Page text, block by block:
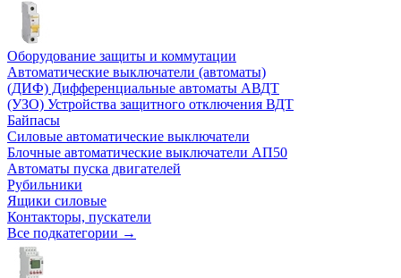
Оборудование защиты и коммутации
Автоматические выключатели (автоматы)
(ДИФ) Дифференциальные автоматы АВДТ
(УЗО) Устройства защитного отключения ВДТ
Байпасы
Силовые автоматические выключатели
Блочные автоматические выключатели АП50
Автоматы пуска двигателей
Рубильники
Ящики силовые
Контакторы, пускатели
Все подкатегории →